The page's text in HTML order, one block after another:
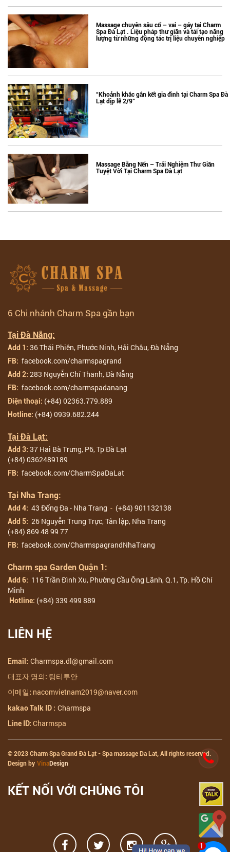
Massage chuyên sâu cổ – vai – gáy tại Charm
Spa Đà Lạt . Liệu pháp thư giãn và tái tạo năng
lượng từ những động tác trị liệu chuyên nghiệp
“Khoảnh khắc gắn kết gia đình tại Charm Spa Đà
Lạt dịp lễ 2/9”
Massage Bằng Nến – Trải Nghiệm Thư Giãn
Tuyệt Vời Tại Charm Spa Đà Lạt
6 Chi nhánh Charm Spa gần bạn
Tại Đà Nẵng:
Add 1: 36 Thái Phiên, Phước Ninh, Hải Châu, Đà Nẵng
FB: facebook.com/charmspagrand
Add 2: 283 Nguyễn Chí Thanh, Đà Nẵng
FB: facebook.com/charmspadanang
Điện thoại: (+84) 02363.779.889
Hotline: (+84) 0939.682.244
Tại Đà Lạt:
Add 3: 37 Hai Bà Trưng, P6, Tp Đà Lạt
(+84) 0362489189
FB: facebook.com/CharmSpaDaLat
Tại Nha Trang:
Add 4: 43 Đống Đa - Nha Trang - (+84) 901132138
Add 5: 26 Nguyễn Trung Trực, Tân lập, Nha Trang
(+84) 869 48 99 77
FB: facebook.com/CharmspagrandNhaTrang
Charm spa Garden Quận 1:
Add 6: 116 Trần Đình Xu, Phường Cầu Ông Lãnh, Q.1, Tp. Hồ Chí
Minh
Hotline: (+84) 339 499 889
LIÊN HỆ
Email: Charmspa.dl@gmail.com
대표자 명의: 팅티투안
이메일: nacomvietnam2019@naver.com
kakao Talk ID : Charmspa
Line ID: Charmspa
© 2023 Charm Spa Grand Đà Lạt - Spa massage Da Lat, All rights reserved.
Design by VinaDesign
KẾT NỐI VỚI CHÚNG TÔI